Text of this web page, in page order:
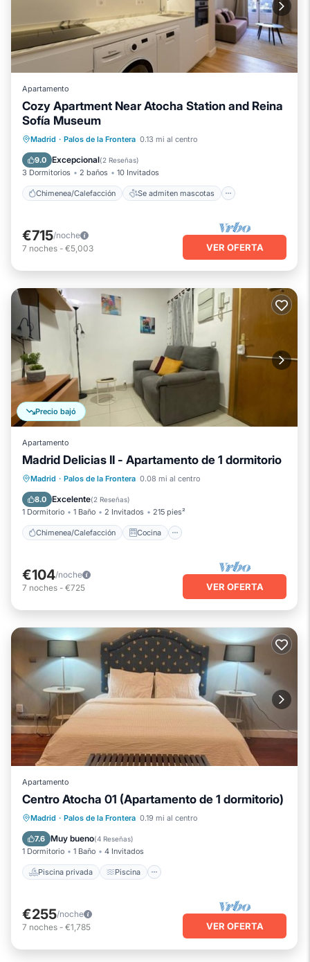
Apartamento
Cozy Apartment Near Atocha Station and Reina
Sofía Museum
Madrid · Palos de la Frontera 0.13 mi al centro
9.0 Excepcional(2 Reseñas)
3 Dormitorios 2 baños 10 Invitados
Chimenea/Calefacción Se admiten mascotas
Chimenea/Calefacción
Se admiten mascotas
Cocina
Aire acondicionado
€715/noche
7 noches - €5,003 VER OFERTA
Precio bajó
Apartamento
Madrid Delicias II - Apartamento de 1 dormitorio
Madrid · Palos de la Frontera 0.08 mi al centro
8.0 Excelente(2 Reseñas)
1 Dormitorio 1 Baño 2 Invitados 215 pies²
Chimenea/Calefacción Cocina
Chimenea/Calefacción
Cocina
Aire acondicionado
Accesible en silla de ruedas
€104/noche
7 noches - €725 VER OFERTA
Apartamento
Centro Atocha 01 (Apartamento de 1 dormitorio)
Madrid · Palos de la Frontera 0.19 mi al centro
7.6 Muy bueno(4 Reseñas)
1 Dormitorio 1 Baño 4 Invitados
Piscina privada Piscina
Piscina privada Piscina
Aire acondicionado
€255/noche
7 noches - €1,785 VER OFERTA